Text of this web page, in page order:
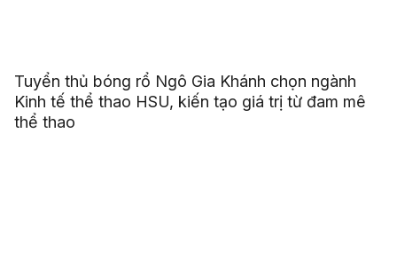
Tuyển thủ bóng rổ Ngô Gia Khánh chọn ngành
Kinh tế thể thao HSU, kiến tạo giá trị từ đam mê
thể thao